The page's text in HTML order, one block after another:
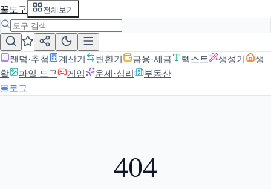
꿀도구 전체보기
랜덤·추첨 계산기 변환기 금융·세금 텍스트 생성기
생
활
파일 도구 게임 운세·심리
부동산
블로그
404